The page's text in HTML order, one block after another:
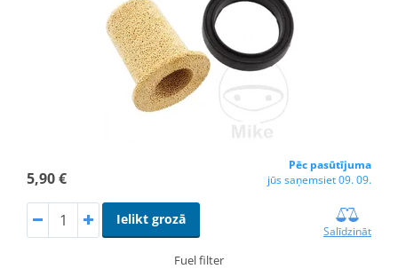
5,90 €
Pēc pasūtījuma
jūs saņemsiet 09. 09.
Ielikt grozā
Salīdzināt
Fuel filter